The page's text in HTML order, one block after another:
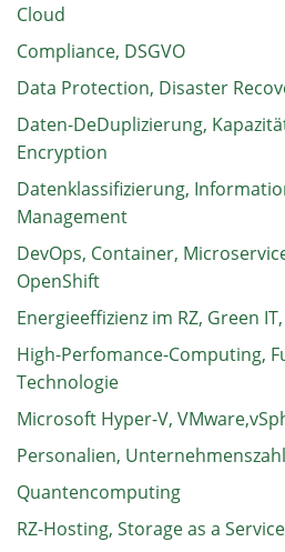
Cloud
Compliance, DSGVO
Data Protection, Disaster
Daten-DeDuplizierung,
Encryption
Datenklassifizierung,
Management
DevOps, Container,
OpenShift
Energieeffizienz im RZ, Green
High-Perfomance-Computing,
Technologie
Microsoft Hyper-V,
Personalien,
Quantencomputing
RZ-Hosting, Storage as a